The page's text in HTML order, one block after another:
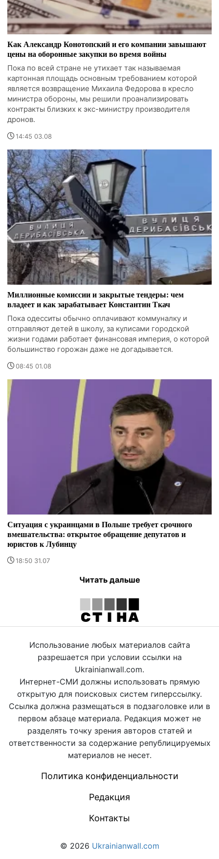
Как Александр Конотопский и его компании завышают
цены на оборонные закупки во время войны
Пока по всей стране не утихает так называемая
картонная площадь основным требованием которой
является возвращение Михаила Федорова в кресло
министра обороны, мы решили проанализировать
контракты близких к экс-министру производителя
дронов.
14:45 03.08
Миллионные комиссии и закрытые тендеры: чем
владеет и как зарабатывает Константин Ткач
Пока одесситы обычно оплачивают коммуналку и
отправляют детей в школу, за кулисами городской
жизни годами работает финансовая империя, о которой
большинство горожан даже не догадывается.
08:45 01.08
Ситуация с украинцами в Польше требует срочного
вмешательства: открытое обращение депутатов и
юристов к Лубинцу
18:50 31.07
Читать дальше
Использование любых материалов сайта
разрешается при условии ссылки на
Ukrainianwall.com.
Интернет-СМИ должны использовать прямую
открытую для поисковых систем гиперссылку.
Ссылка должна размещаться в подзаголовке или в
первом абзаце материала. Редакция может не
разделять точку зрения авторов статей и
ответственности за содержание републицируемых
материалов не несет.
Политика конфиденциальности
Редакция
Контакты
© 2026 Ukrainianwall.com